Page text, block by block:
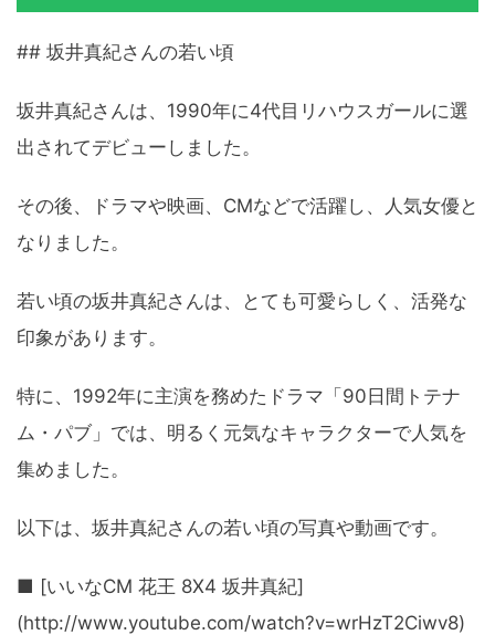
## 坂井真紀さんの若い頃
坂井真紀さんは、1990年に4代目リハウスガールに選
出されてデビューしました。
その後、ドラマや映画、CMなどで活躍し、人気女優と
なりました。
若い頃の坂井真紀さんは、とても可愛らしく、活発な
印象があります。
特に、1992年に主演を務めたドラマ「90日間トテナ
ム・パブ」では、明るく元気なキャラクターで人気を
集めました。
以下は、坂井真紀さんの若い頃の写真や動画です。
■ [いいなCM 花王 8X4 坂井真紀]
(http://www.youtube.com/watch?v=wrHzT2Ciwv8)